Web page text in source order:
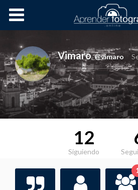
Cursos OnLine
Vimaro,@vimaro
12
Siguiendo